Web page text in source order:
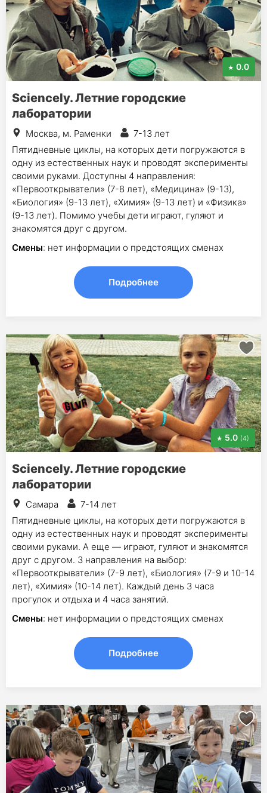
0.0
Sciencely. Летние городские
лаборатории
Москва, м. Раменки
7-13 лет
Пятидневные циклы, на которых дети погружаются в
одну из естественных наук и проводят эксперименты
своими руками. Доступны 4 направления:
«Первооткрыватели» (7-8 лет), «Медицина» (9-13),
«Биология» (9-13 лет), «Химия» (9-13 лет) и «Физика»
(9-13 лет). Помимо учебы дети играют, гуляют и
знакомятся друг с другом.
Смены: нет информации о предстоящих сменах
Подробнее
5.0 (4)
Sciencely. Летние городские
лаборатории
Самара
7-14 лет
Пятидневные циклы, на которых дети погружаются в
одну из естественных наук и проводят эксперименты
своими руками. А еще — играют, гуляют и знакомятся
друг с другом. 3 направления на выбор:
«Первооткрыватели» (7-9 лет), «Биология» (7-9 и 10-14
лет), «Химия» (10-14 лет). Каждый день 3 часа
прогулок и отдыха и 4 часа занятий.
Смены: нет информации о предстоящих сменах
Подробнее